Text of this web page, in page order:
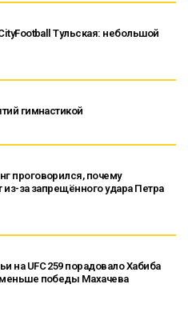
Тульская: небольшой
гимнастикой
проговорился, почему
из-за запрещённого удара Петра
на UFC 259 порадовало Хабиба
победы Махачева